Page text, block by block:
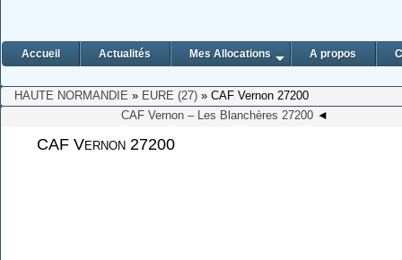
Accueil Actualités Mes Allocations A propos
HAUTE NORMANDIE » EURE (27) » CAF Vernon 27200
CAF Vernon – Les Blanchères 27200 ◄
CAF Vernon 27200